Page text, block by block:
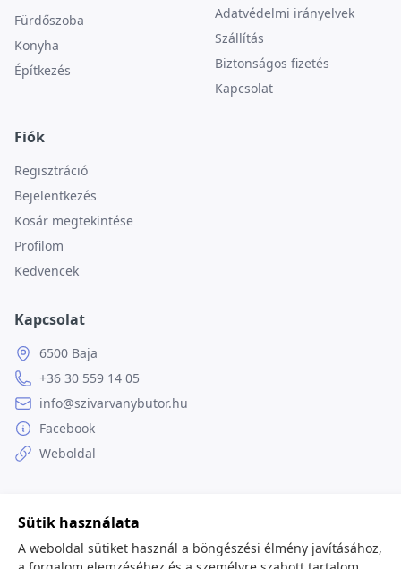
Fürdőszoba
Konyha
Építkezés
Adatvédelmi irányelvek
Szállítás
Biztonságos fizetés
Kapcsolat
Fiók
Regisztráció
Bejelentkezés
Kosár megtekintése
Profilom
Kedvencek
Kapcsolat
6500 Baja
+36 30 559 14 05
info@szivarvanybutor.hu
Facebook
Weboldal
© 2026minden jog fenntartva.
Sütik használata
A weboldal sütiket használ a böngészési élmény javításához,